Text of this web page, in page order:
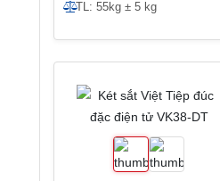
TL: 55kg ± 5 kg